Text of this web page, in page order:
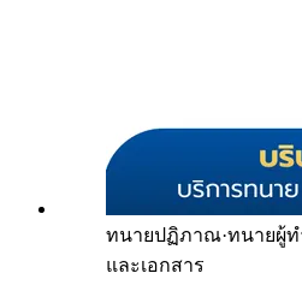
ทนายปฏิภาณ·ทนายผู้
และเอกสาร